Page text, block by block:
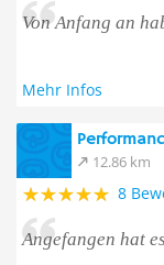
Von Anfang an
Mehr Infos
12.86 km
8
Angefangen hat